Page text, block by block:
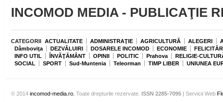
INCOMOD MEDIA - PUBLICAŢIE
CATEGORII ACTUALITATE ADMINISTRAŢIE AGRICULTURĂ ALEGERI
Dâmboviţa
DEZVĂLUIRI DOSARELE INCOMOD ECONOMIE
INFO UTIL
ÎNVĂŢĂMÂNT OPINII POLITIC Prahova
RELIGIE-
SOCIAL
SPORT Sud-Muntenia Teleorman TIMP LIBER UNIUNEA
© 2014incomod-media.ro. Toate drepturile rezervate. ISSN 2285-7095| Servicii Web